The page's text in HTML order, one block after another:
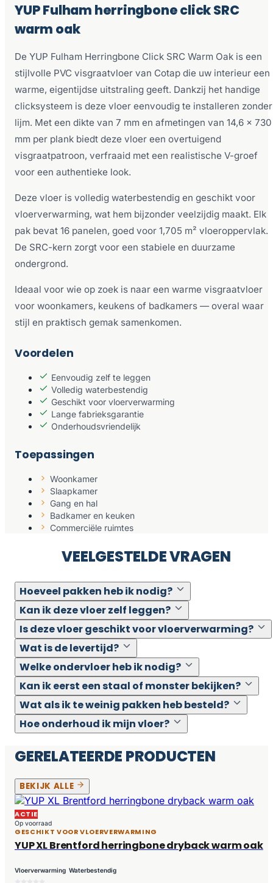
YUP Fulham herringbone click SRC
warm oak
De YUP Fulham Herringbone Click SRC Warm Oak is een
stijlvolle PVC visgraatvloer van Cotap die uw interieur een
warme, eigentijdse uitstraling geeft. Dankzij het handige
clicksysteem is deze vloer eenvoudig te installeren zonder
lijm. Met een dikte van 7 mm en afmetingen van 14,6 x 730
mm per plank biedt deze vloer een overtuigend
visgraatpatroon, verfraaid met een realistische V-groef
voor een authentieke look.
Deze vloer is volledig waterbestendig en geschikt voor
vloerverwarming, wat hem bijzonder veelzijdig maakt. Elk
pak bevat 16 panelen, goed voor 1,705 m² vloeroppervlak.
De SRC-kern zorgt voor een stabiele en duurzame
ondergrond.
Ideaal voor wie op zoek is naar een warme visgraatvloer
voor woonkamers, keukens of badkamers — overal waar
stijl en praktisch gemak samenkomen.
Voordelen
Eenvoudig zelf te leggen
Volledig waterbestendig
Geschikt voor vloerverwarming
Lange fabrieksgarantie
Onderhoudsvriendelijk
Toepassingen
Woonkamer
Slaapkamer
Gang en hal
Badkamer en keuken
Commerciële ruimtes
VEELGESTELDE VRAGEN
Hoeveel pakken heb ik nodig?
Kan ik deze vloer zelf leggen?
Is deze vloer geschikt voor vloerverwarming?
Wat is de levertijd?
Welke ondervloer heb ik nodig?
Kan ik eerst een staal of monster bekijken?
Wat als ik te weinig pakken heb besteld?
Hoe onderhoud ik mijn vloer?
GERELATEERDE PRODUCTEN
BEKIJK ALLE
ACTIE
Op voorraad
GESCHIKT VOOR VLOERVERWARMING
YUP XL Brentford herringbone dryback warm oak
Vloerverwarming Waterbestendig